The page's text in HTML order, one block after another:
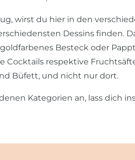
wirst du hier in den
Dessins finden.
Besteck oder
Cocktails respektive
Büfett, und nicht nur dort.
Kategorien an, lass dich